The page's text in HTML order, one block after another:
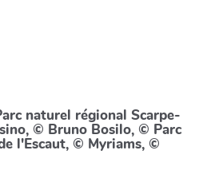
naturel régional Scarpe-
© Bruno Bosilo, © Parc
l'Escaut, © Myriams, ©